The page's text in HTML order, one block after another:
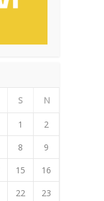
S N
1
2
8
9
15
16
22
23